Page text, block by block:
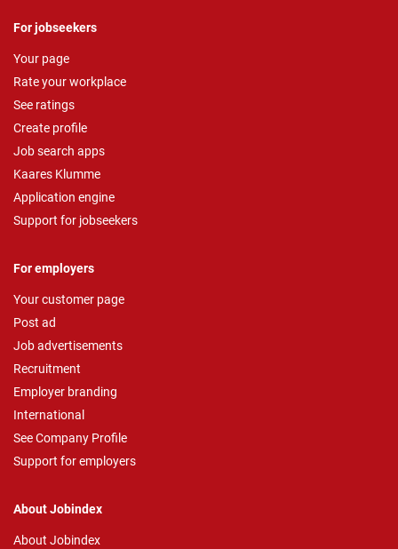
For jobseekers
Your page
Rate your workplace
See ratings
Create profile
Job search apps
Kaares Klumme
Application engine
Support for jobseekers
For employers
Your customer page
Post ad
Job advertisements
Recruitment
Employer branding
International
See Company Profile
Support for employers
About Jobindex
About Jobindex